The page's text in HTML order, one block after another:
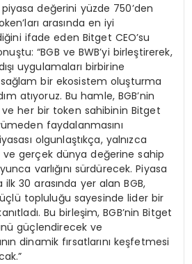
piyasa değerini yüzde 750’den
arasında en iyi
ifade eden Bitget CEO’su
“BGB ve BWB’yi birleştirerek,
uygulamaları birbirine
bir ekosistem oluşturma
atıyoruz. Bu hamle, BGB’nin
ve her bir token sahibinin Bitget
faydalanmasını
olgunlaştıkça, yalnızca
gerçek dünya değerine sahip
varlığını sürdürecek. Piyasa
ilk 30 arasında yer alan BGB,
topluluğu sayesinde lider bir
Bu birleşim, BGB’nin Bitget
güçlendirecek ve
dinamik fırsatlarını keşfetmesi